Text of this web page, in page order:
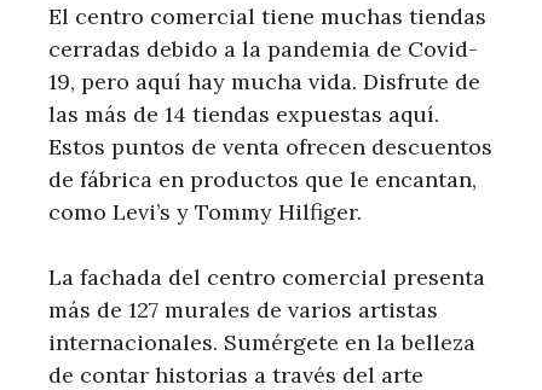
El centro comercial tiene muchas tiendas
cerradas debido a la pandemia de Covid-
19, pero aquí hay mucha vida. Disfrute de
las más de 14 tiendas expuestas aquí.
Estos puntos de venta ofrecen descuentos
de fábrica en productos que le encantan,
como Levi’s y Tommy Hilfiger.
La fachada del centro comercial presenta
más de 127 murales de varios artistas
internacionales. Sumérgete en la belleza
de contar historias a través del arte